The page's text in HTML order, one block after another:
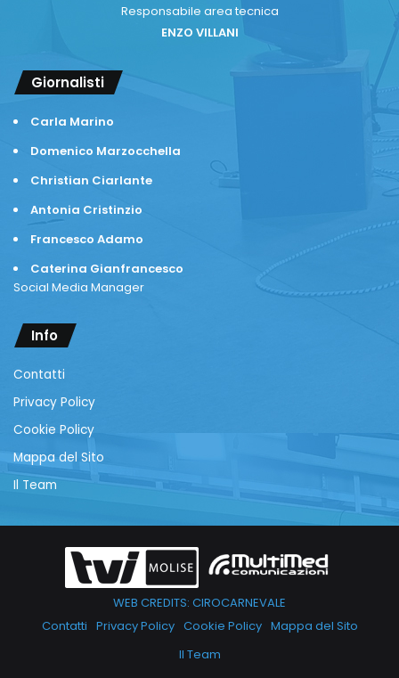
Responsabile area tecnica
ENZO VILLANI
Giornalisti
Carla Marino
Domenico Marzocchella
Christian Ciarlante
Antonia Cristinzio
Francesco Adamo
Caterina Gianfrancesco
Social Media Manager
Info
Contatti
Privacy Policy
Cookie Policy
Mappa del Sito
Il Team
WEB CREDITS: CIROCARNEVALE
Contatti Privacy Policy Cookie Policy Mappa del Sito
Il Team